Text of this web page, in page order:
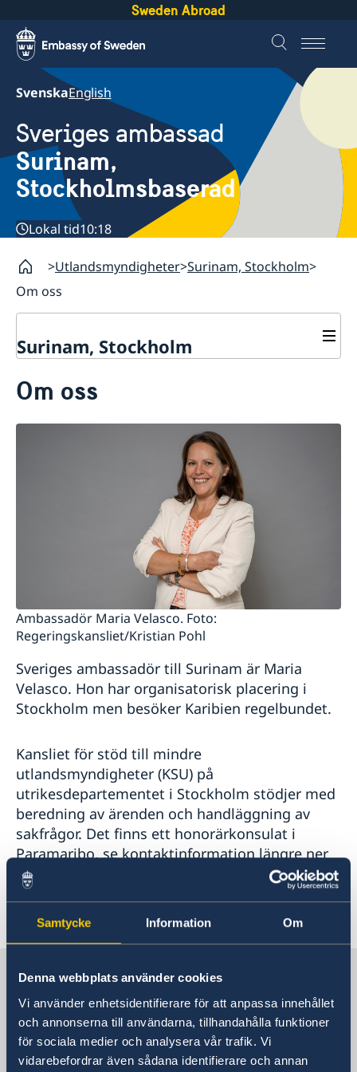
Samtycke Information Om
Denna webbplats använder cookies
Vi använder enhetsidentifierare för att anpassa innehållet
och annonserna till användarna, tillhandahålla funktioner
för sociala medier och analysera vår trafik. Vi
vidarebefordrar även sådana identifierare och annan
Sweden Abroad
SvenskaEnglish
Sveriges ambassad
Surinam,
Stockholmsbaserad
Lokal tid10:18
Utlandsmyndigheter Surinam, Stockholm
Om oss
Surinam, Stockholm
Om oss
Så stöttar vi svenska företag
Vi är en resurs för svenska företag
Svenska företag i Surinam
Om oss
Ambassadör Maria Velasco. Foto:
Regeringskansliet/Kristian Pohl
Sveriges ambassadör till Surinam är Maria
Velasco. Hon har organisatorisk placering i
Stockholm men besöker Karibien regelbundet.
Kansliet för stöd till mindre
utlandsmyndigheter (KSU) på
utrikesdepartementet i Stockholm stödjer med
beredning av ärenden och handläggning av
sakfrågor. Det finns ett honorärkonsulat i
Paramaribo, se kontaktinformation längre ner
på sidan.
Senast uppdaterad 23 maj 2019, 10.10
Sverige i Karibien
Sveriges ambassad
(Stockholmsbaserad)